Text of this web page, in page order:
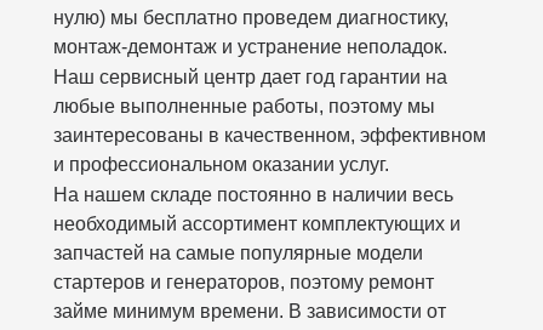
нулю) мы бесплатно проведем диагностику,
монтаж-демонтаж и устранение неполадок.
Наш сервисный центр дает год гарантии на
любые выполненные работы, поэтому мы
заинтересованы в качественном, эффективном
и профессиональном оказании услуг.
На нашем складе постоянно в наличии весь
необходимый ассортимент комплектующих и
запчастей на самые популярные модели
стартеров и генераторов, поэтому ремонт
займе минимум времени. В зависимости от